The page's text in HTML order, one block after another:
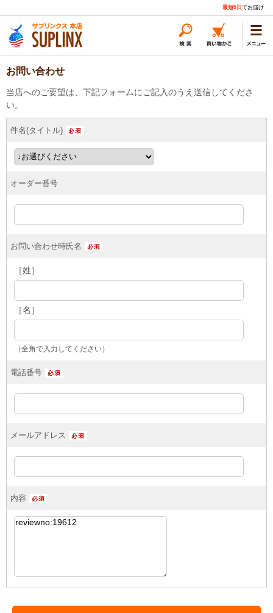
最短5日 でお届け
お問い合わせ
当店へのご要望は、下記フォームにご記入のうえ送信してくださ
い。
件名(タイトル)
オーダー番号
お問い合わせ時氏名
［姓］
［名］
（全角で入力してください）
電話番号
メールアドレス
内容